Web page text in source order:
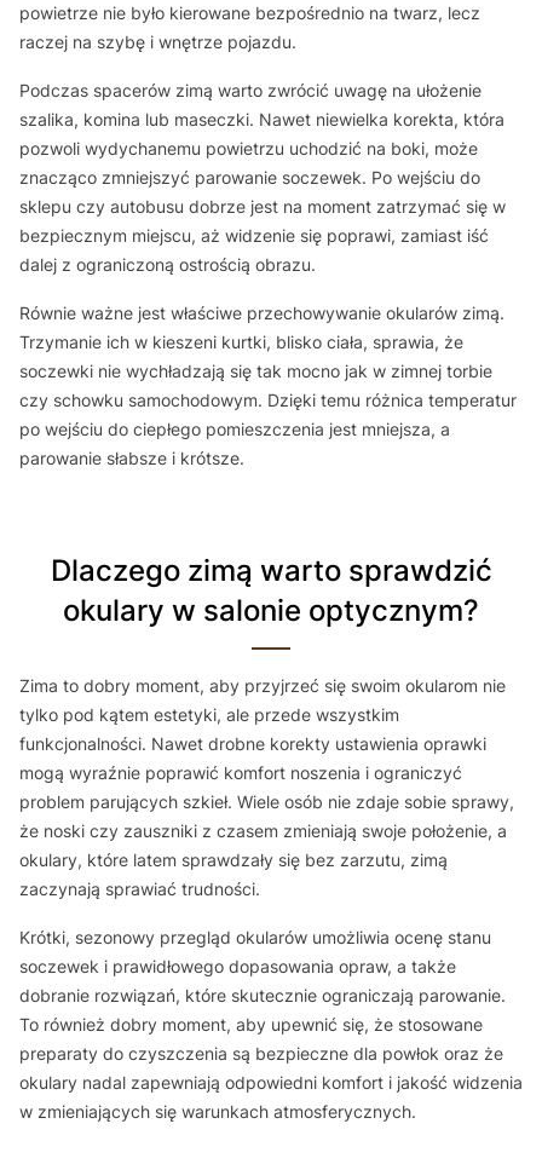
powietrze nie było kierowane bezpośrednio na twarz, lecz
raczej na szybę i wnętrze pojazdu.
Podczas spacerów zimą warto zwrócić uwagę na ułożenie
szalika, komina lub maseczki. Nawet niewielka korekta, która
pozwoli wydychanemu powietrzu uchodzić na boki, może
znacząco zmniejszyć parowanie soczewek. Po wejściu do
sklepu czy autobusu dobrze jest na moment zatrzymać się w
bezpiecznym miejscu, aż widzenie się poprawi, zamiast iść
dalej z ograniczoną ostrością obrazu.
Równie ważne jest właściwe przechowywanie okularów zimą.
Trzymanie ich w kieszeni kurtki, blisko ciała, sprawia, że
soczewki nie wychładzają się tak mocno jak w zimnej torbie
czy schowku samochodowym. Dzięki temu różnica temperatur
po wejściu do ciepłego pomieszczenia jest mniejsza, a
parowanie słabsze i krótsze.
Dlaczego zimą warto sprawdzić
okulary w salonie optycznym?
Zima to dobry moment, aby przyjrzeć się swoim okularom nie
tylko pod kątem estetyki, ale przede wszystkim
funkcjonalności. Nawet drobne korekty ustawienia oprawki
mogą wyraźnie poprawić komfort noszenia i ograniczyć
problem parujących szkieł. Wiele osób nie zdaje sobie sprawy,
że noski czy zauszniki z czasem zmieniają swoje położenie, a
okulary, które latem sprawdzały się bez zarzutu, zimą
zaczynają sprawiać trudności.
Krótki, sezonowy przegląd okularów umożliwia ocenę stanu
soczewek i prawidłowego dopasowania opraw, a także
dobranie rozwiązań, które skutecznie ograniczają parowanie.
To również dobry moment, aby upewnić się, że stosowane
preparaty do czyszczenia są bezpieczne dla powłok oraz że
okulary nadal zapewniają odpowiedni komfort i jakość widzenia
w zmieniających się warunkach atmosferycznych.